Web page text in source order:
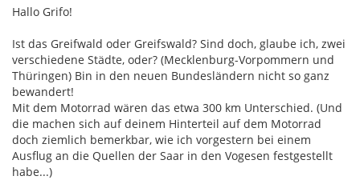
Hallo Grifo!
Ist das Greifwald oder Greifswald? Sind doch, glaube ich, zwei
verschiedene Städte, oder? (Mecklenburg-Vorpommern und
Thüringen) Bin in den neuen Bundesländern nicht so ganz
bewandert!
Mit dem Motorrad wären das etwa 300 km Unterschied. (Und
die machen sich auf deinem Hinterteil auf dem Motorrad
doch ziemlich bemerkbar, wie ich vorgestern bei einem
Ausflug an die Quellen der Saar in den Vogesen festgestellt
habe...)